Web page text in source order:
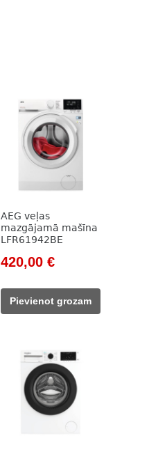
AEG veļas
mazgājamā mašīna
LFR61942BE
Original
was:
649,00 €.
420,00 €Current
420,00 €.
Pievienot grozam